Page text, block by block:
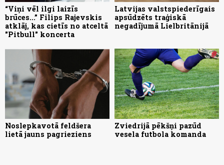
“Viņi vēl ilgi laizīs
brūces...” Filips Rajevskis
atklāj, kas cietīs no atceltā
"Pitbull" koncerta
Latvijas valstspiederīgais
apsūdzēts traģiskā
negadījumā Lielbritānijā
Noslepkavotā feldšera
lietā jauns pagrieziens
Zviedrijā pēkšņi pazūd
vesela futbola komanda